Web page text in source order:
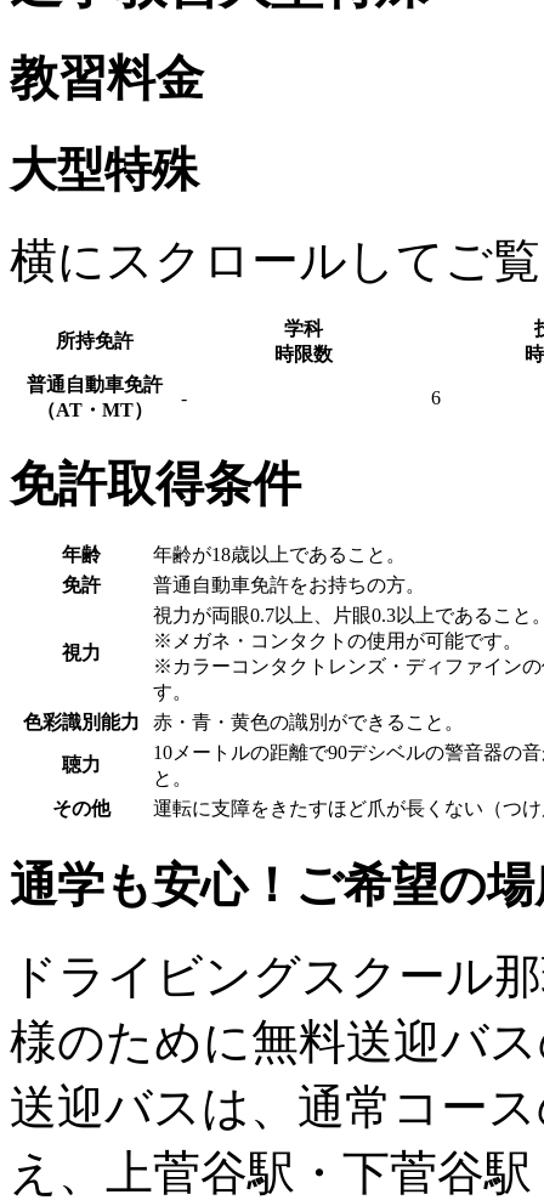
教習料金
大型特殊
横にスクロールしてご
所持免許
学科
時限数
普通自動車免許
（AT・MT）
- 6
免許取得条件
年齢
年齢が18歳以上であること。
免許
普通自動車免許をお持ちの方。
視力
視力が両眼0.7以上、片眼0.3以上であること
※メガネ・コンタクトの使用が可能です。
※カラーコンタクトレンズ・ディファイン
す。
色彩識別能力
赤・青・黄色の識別ができること。
聴力
10メートルの距離で90デシベルの警音器の
と。
その他
運転に支障をきたすほど爪が長くない（つ
通学も安心！ご希望の
ドライビングスクール
様のために無料送迎バ
送迎バスは、通常コー
え、上菅谷駅・下菅谷